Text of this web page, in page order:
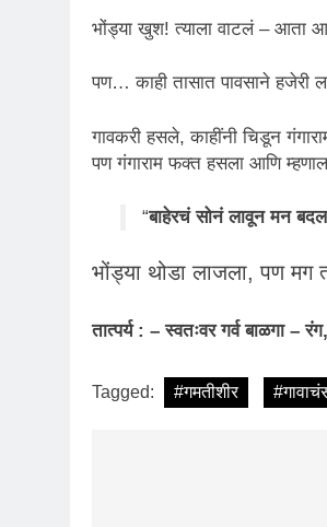
भोंड्या खुश! त्याला वाटलं – आता
पण… काही तासात पावसाने हजेरी
गावकरी हसले, काहींनी चिडून
पण गंगाराम फक्त हसला आणि
“बाहेरचं सोनं लावून मन
भोंड्या थोडा लाजला, पण मग
तात्पर्य : – स्वतःवर गर्व बाळगा
Tagged: #गमतीशीर